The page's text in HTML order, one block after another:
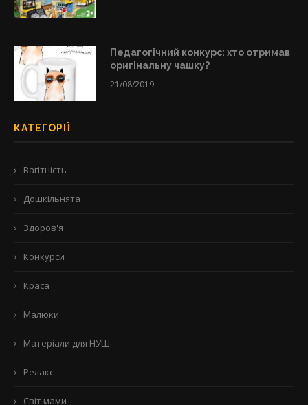
Педагогічний конкурс: хто отримав
оригінальну чашку?
21/08/2019
КАТЕГОРІЇ
Вагітність
Дошкільнята
Здоров'я
Конкурси
Краса
Малюки
Матеріали для НУШ
Релакс
Світ мами